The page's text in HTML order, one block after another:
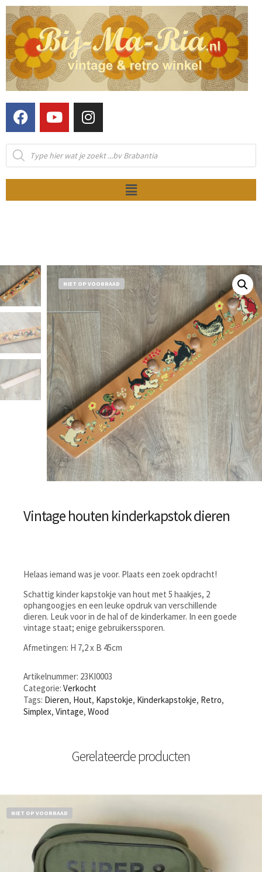
NIET OP VOORRAAD
Vintage houten kinderkapstok dieren
Helaas iemand was je voor. Plaats een zoek opdracht!
Schattig kinder kapstokje van hout met 5 haakjes, 2
ophangoogjes en een leuke opdruk van verschillende
dieren. Leuk voor in de hal of de kinderkamer. In een goede
vintage staat; enige gebruikerssporen.
Afmetingen: H 7,2 x B 45cm
Artikelnummer: 23KI0003
Categorie: Verkocht
Tags: Dieren, Hout, Kapstokje, Kinderkapstokje, Retro,
Simplex, Vintage, Wood
Gerelateerde producten
NIET OP VOORRAAD